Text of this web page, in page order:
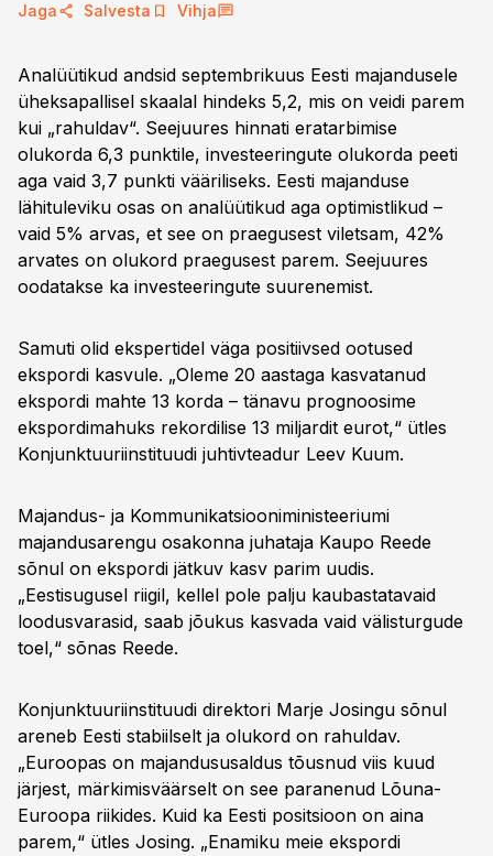
Jaga Salvesta Vihja
Analüütikud andsid septembrikuus Eesti majandusele
üheksapallisel skaalal hindeks 5,2, mis on veidi parem
kui „rahuldav“. Seejuures hinnati eratarbimise
olukorda 6,3 punktile, investeeringute olukorda peeti
aga vaid 3,7 punkti vääriliseks. Eesti majanduse
lähituleviku osas on analüütikud aga optimistlikud –
vaid 5% arvas, et see on praegusest viletsam, 42%
arvates on olukord praegusest parem. Seejuures
oodatakse ka investeeringute suurenemist.
Samuti olid ekspertidel väga positiivsed ootused
ekspordi kasvule. „Oleme 20 aastaga kasvatanud
ekspordi mahte 13 korda – tänavu prognoosime
ekspordimahuks rekordilise 13 miljardit eurot,“ ütles
Konjunktuuriinstituudi juhtivteadur Leev Kuum.
Majandus- ja Kommunikatsiooniministeeriumi
majandusarengu osakonna juhataja Kaupo Reede
sõnul on ekspordi jätkuv kasv parim uudis.
„Eestisugusel riigil, kellel pole palju kaubastatavaid
loodusvarasid, saab jõukus kasvada vaid välisturgude
toel,“ sõnas Reede.
Konjunktuuriinstituudi direktori Marje Josingu sõnul
areneb Eesti stabiilselt ja olukord on rahuldav.
„Euroopas on majandususaldus tõusnud viis kuud
järjest, märkimisväärselt on see paranenud Lõuna-
Euroopa riikides. Kuid ka Eesti positsioon on aina
parem,“ ütles Josing. „Enamiku meie ekspordi